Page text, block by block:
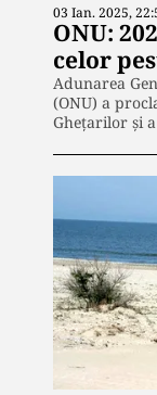
03 Ian. 2025,
ONU:
celor
Adunarea
(ONU) a
Ghețarilor și